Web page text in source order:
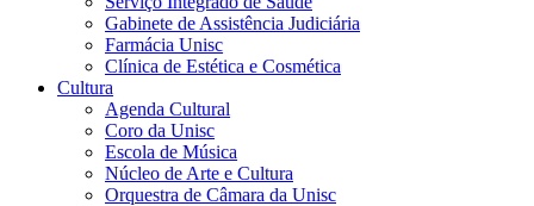
Gabinete de Assistência Judiciária
Farmácia Unisc
Clínica de Estética e Cosmética
Cultura
Agenda Cultural
Coro da Unisc
Escola de Música
Núcleo de Arte e Cultura
Orquestra de Câmara da Unisc